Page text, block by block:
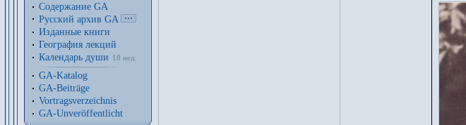
Содержание GA
Русский архив GA
Изданные книги
География лекций
Календарь души
18 нед.
GA-Katalog
GA-Beiträge
Vortragsverzeichnis
GA-Unveröffentlicht